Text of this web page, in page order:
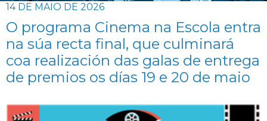
14 DE MAIO DE 2026
O programa Cinema na Escola entra
na súa recta final, que culminará
coa realización das galas de entrega
de premios os días 19 e 20 de maio